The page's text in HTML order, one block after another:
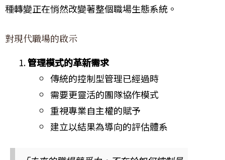
種轉變正在悄然改變著整個職場生態系統。
對現代職場的啟示
管理模式的革新需求
傳統的控制型管理已經過時
需要更靈活的團隊協作模式
重視專業自主權的賦予
建立以結果為導向的評估體系